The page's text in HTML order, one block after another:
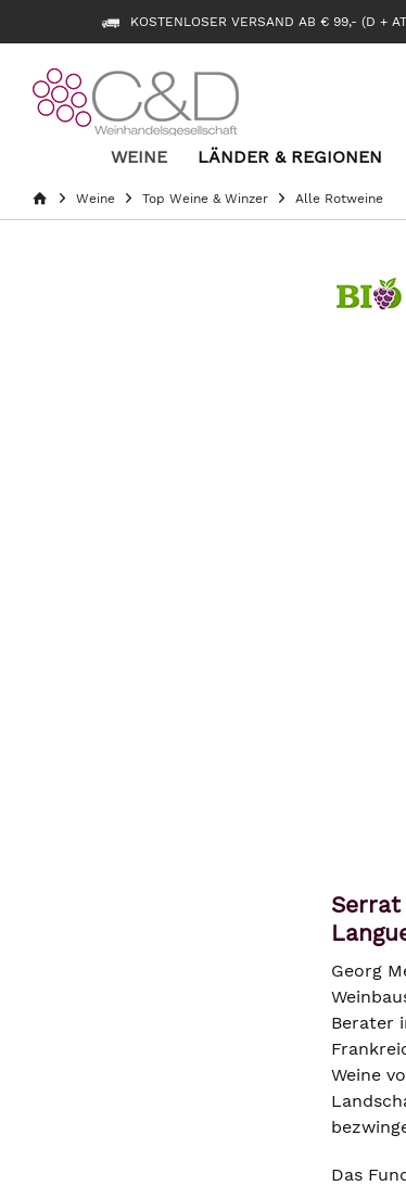
KOSTENLOSER VERSAND AB € 99,- (D +
WEINE LÄNDER & REGIONEN
Weine Top Weine & Winzer Alle Rotweine
Georg
Berater
Weine
Das